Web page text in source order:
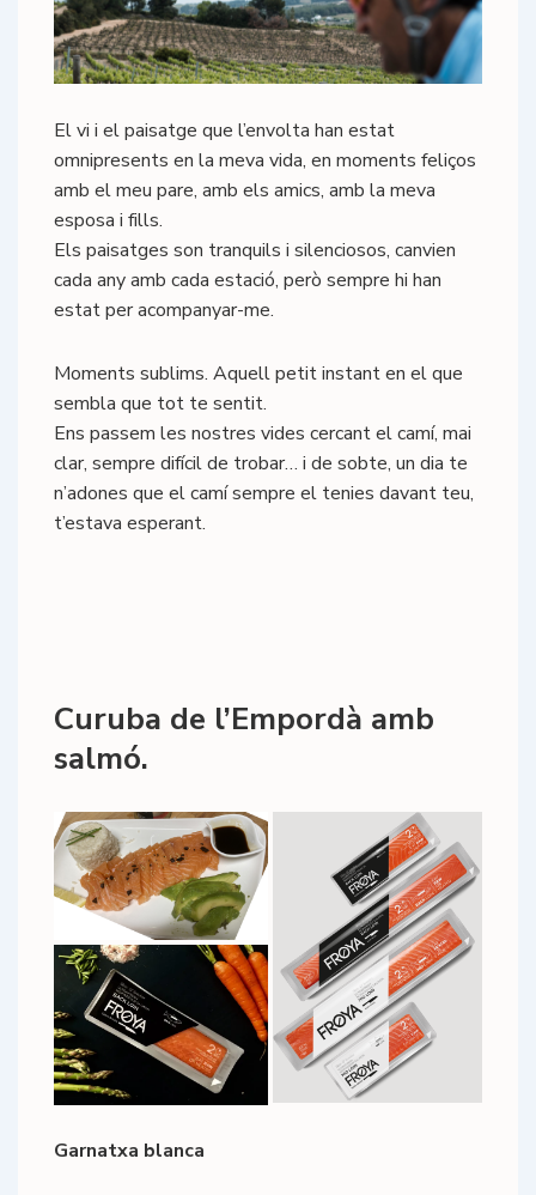
El vi i el paisatge que l’envolta han estat
omnipresents en la meva vida, en moments feliços
amb el meu pare, amb els amics, amb la meva
esposa i fills.
Els paisatges son tranquils i silenciosos, canvien
cada any amb cada estació, però sempre hi han
estat per acompanyar-me.
Moments sublims. Aquell petit instant en el que
sembla que tot te sentit.
Ens passem les nostres vides cercant el camí, mai
clar, sempre difícil de trobar… i de sobte, un dia te
n’adones que el camí sempre el tenies davant teu,
t’estava esperant.
Curuba de l’Empordà amb
salmó.
Garnatxa blanca